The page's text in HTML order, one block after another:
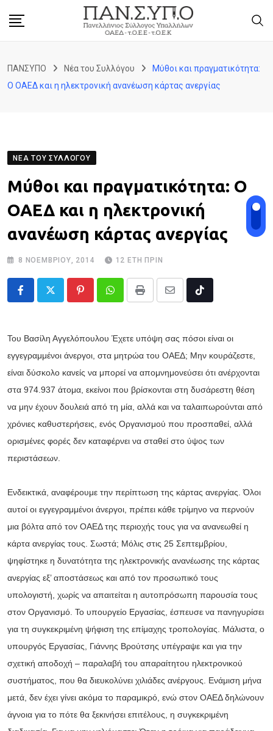
ΠΑΝΣΥΠΟ Νέα του Συλλόγου
Μύθοι και πραγματικότητα:
Ο ΟΑΕΔ και η ηλεκτρονική ανανέωση κάρτας ανεργίας
ΝΈΑ ΤΟΥ ΣΥΛΛΌΓΟΥ
Μύθοι και πραγματικότητα: Ο
ΟΑΕΔ και η ηλεκτρονική
ανανέωση κάρτας ανεργίας
8 ΝΟΕΜΒΡΊΟΥ, 2014 12 ΈΤΗ ΠΡΙΝ
PinterestWhatsappPrint
Share
Tiktok
Του Βασίλη Αγγελόπουλου Έχετε υπόψη σας πόσοι είναι οι
εγγεγραμμένοι άνεργοι, στα μητρώα του ΟΑΕΔ; Μην κουράζεστε,
είναι δύσκολο κανείς να μπορεί να απομνημονεύσει ότι ανέρχονται
στα 974.937 άτομα, εκείνοι που βρίσκονται στη δυσάρεστη θέση
να μην έχουν δουλειά από τη μία, αλλά και να ταλαιπωρούνται από
χρόνιες καθυστερήσεις, ενός Οργανισμού που προσπαθεί, αλλά
ορισμένες φορές δεν καταφέρνει να σταθεί στο ύψος των
περιστάσεων.
Ενδεικτικά, αναφέρουμε την περίπτωση της κάρτας ανεργίας. Όλοι
αυτοί οι εγγεγραμμένοι άνεργοι, πρέπει κάθε τρίμηνο να περνούν
μια βόλτα από τον ΟΑΕΔ της περιοχής τους για να ανανεωθεί η
κάρτα ανεργίας τους. Σωστά; Μόλις στις 25 Σεπτεμβρίου,
ψηφίστηκε η δυνατότητα της ηλεκτρονικής ανανέωσης της κάρτας
ανεργίας εξ’ αποστάσεως και από τον προσωπικό τους
υπολογιστή, χωρίς να απαιτείται η αυτοπρόσωπη παρουσία τους
στον Οργανισμό. Το υπουργείο Εργασίας, έσπευσε να πανηγυρίσει
για τη συγκεκριμένη ψήφιση της επίμαχης τροπολογίας. Μάλιστα, ο
υπουργός Εργασίας, Γιάννης Βρούτσης υπέγραψε και για την
σχετική αποδοχή – παραλαβή του απαραίτητου ηλεκτρονικού
συστήματος, που θα διευκολύνει χιλιάδες ανέργους. Ενάμιση μήνα
μετά, δεν έχει γίνει ακόμα το παραμικρό, ενώ στον ΟΑΕΔ δηλώνουν
άγνοια για το πότε θα ξεκινήσει επιτέλους, η συγκεκριμένη